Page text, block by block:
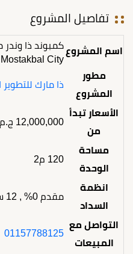
تفاصيل المشروع
اسم المشروع
City
مطور
المشروع
ذا مارك
الأسعار تبدأ
من
12,000,000 ج.م
مساحة
الوحدة
120 م2
انظمة
السداد
مقدم 0% , 12 سنوات تقسيط
التواصل مع
المبيعات
01157788125